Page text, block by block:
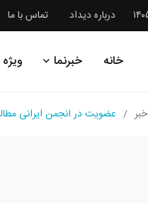
درباره دیداد تماس با ما
خانه خبرنما ویژه
خبر عضویت در انجمن ایرانی